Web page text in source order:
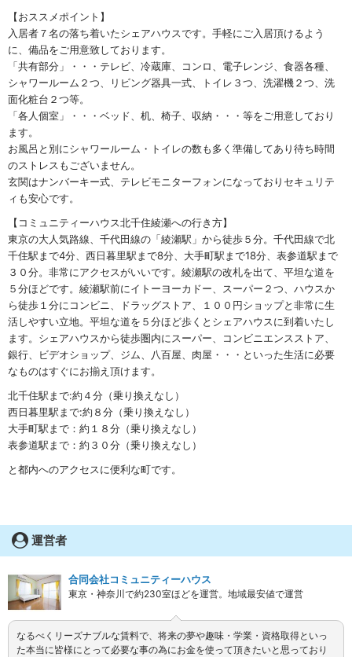
【おススメポイント】
入居者７名の落ち着いたシェアハウスです。手軽にご入居頂けるよう
に、備品をご用意致しております。
「共有部分」・・・テレビ、冷蔵庫、コンロ、電子レンジ、食器各種、
シャワールーム２つ、リビング器具一式、トイレ３つ、洗濯機２つ、洗
面化粧台２つ等。
「各人個室」・・・ベッド、机、椅子、収納・・・等をご用意しており
ます。
お風呂と別にシャワールーム・トイレの数も多く準備してあり待ち時間
のストレスもございません。
玄関はナンバーキー式、テレビモニターフォンになっておりセキュリテ
ィも安心です。
【コミュニティーハウス北千住綾瀬への行き方】
東京の大人気路線、千代田線の「綾瀬駅」から徒歩５分。千代田線で北
千住駅まで4分、西日暮里駅まで8分、大手町駅まで18分、表参道駅まで
３０分。非常にアクセスがいいです。綾瀬駅の改札を出て、平坦な道を
５分ほどです。綾瀬駅前にイトーヨーカドー、スーパー２つ、ハウスか
ら徒歩１分にコンビニ、ドラッグストア、１００円ショップと非常に生
活しやすい立地。平坦な道を５分ほど歩くとシェアハウスに到着いたし
ます。シェアハウスから徒歩圏内にスーパー、コンビニエンスストア、
銀行、ビデオショップ、ジム、八百屋、肉屋・・・といった生活に必要
なものはすぐにお揃え頂けます。
北千住駅まで:約４分（乗り換えなし）
西日暮里駅まで:約８分（乗り換えなし）
大手町駅まで：約１８分（乗り換えなし）
表参道駅まで：約３０分（乗り換えなし）
と都内へのアクセスに便利な町です。
運営者
合同会社コミュニティーハウス
東京・神奈川で約230室ほどを運営。地域最安値で運営
なるべくリーズナブルな賃料で、将来の夢や趣味・学業・資格取得といっ
た本当に皆様にとって必要な事の為にお金を使って頂きたいと思っており